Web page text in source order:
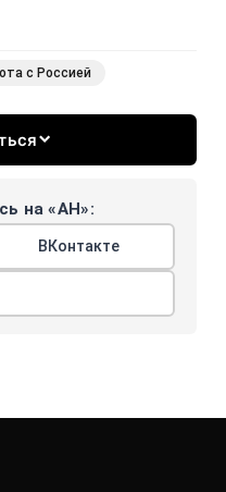
с Россией
на «АН»:
ВКонтакте